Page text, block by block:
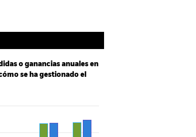
o ganancias anuales en
se ha gestionado el